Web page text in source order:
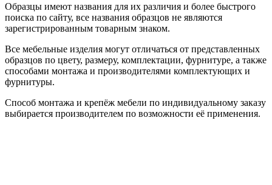
Образцы имеют названия для их различия и более быстрого
поиска по сайту, все названия образцов не являются
зарегистрированным товарным знаком.
Все мебельные изделия могут отличаться от представленных
образцов по цвету, размеру, комплектации, фурнитуре, а также
способами монтажа и производителями комплектующих и
фурнитуры.
Способ монтажа и крепёж мебели по индивидуальному заказу
выбирается производителем по возможности её применения.